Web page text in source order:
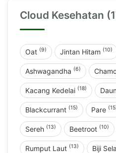
Cloud Kesehatan
Oat (9) Jintan Hitam (10)
Ashwagandha (6)
Kacang Kedelai (18)
Blackcurrant (15) Pare
Sereh (13) Beetroot (10)
Rumput Laut (13) Biji